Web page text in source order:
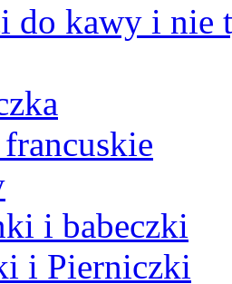
do kawy i nie
i babeczki
i Pierniczki